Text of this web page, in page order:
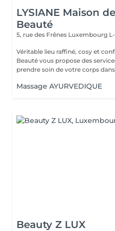
LYSIANE Maison de
Beauté
5, rue des Frênes Luxembourg L-
Véritable lieu raffiné, cosy et confidentiel.
Beauté vous propose des
prendre soin de votre corps dans
Massage AYURVEDIQUE
Beauty Z LUX